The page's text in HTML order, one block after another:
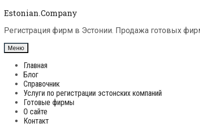
Перейти
содержимому
Estonian.Company
Регистрация фирм в Эстонии. Продажа готовых
Меню
Главная
Блог
Справочник
Услуги по регистрации эстонских компаний
Готовые фирмы
О сайте
Контакт